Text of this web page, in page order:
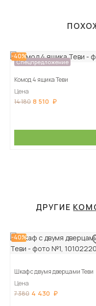
-40%
Спецпредложение
Комод 4 ящика Теви
Цена
14 180 8 510
ДРУГИЕ
-40%
Шкаф с двумя дверцами Теви
Цена
7 380 4 430